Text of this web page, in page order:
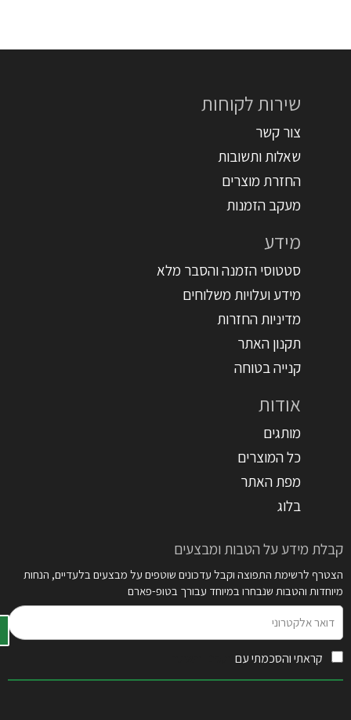
שירות לקוחות
צור קשר
שאלות ותשובות
החזרת מוצרים
מעקב הזמנות
מידע
סטטוסי הזמנה והסבר מלא
מידע ועלויות משלוחים
מדיניות החזרות
תקנון האתר
קנייה בטוחה
אודות
מותגים
כל המוצרים
מפת האתר
בלוג
קבלת מידע על הטבות ומבצעים
הצטרף לרשימת התפוצה וקבל עדכונים שוטפים על מבצעים בלעדיים, הנחות
מיוחדות והטבות שנבחרו במיוחד עבורך בטופ-פארם
אלקטרוני
קראתי והסכמתי עם